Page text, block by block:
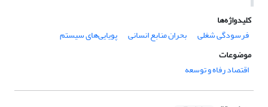
کلیدواژه‌ها
فرسودگی شغلی
بحران منابع انسانی
پویایی‌های سیستم
موضوعات
اقتصاد رفاه و توسعه